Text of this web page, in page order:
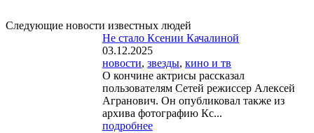
Следующие новости известных людей
Не стало Ксении Качалиной
03.12.2025
новости, звезды, кино и тв
О кончине актрисы рассказал
пользователям Сетей режиссер Алексей
Агранович. Он опубликовал также из
архива фотографию Кс...
подробнее